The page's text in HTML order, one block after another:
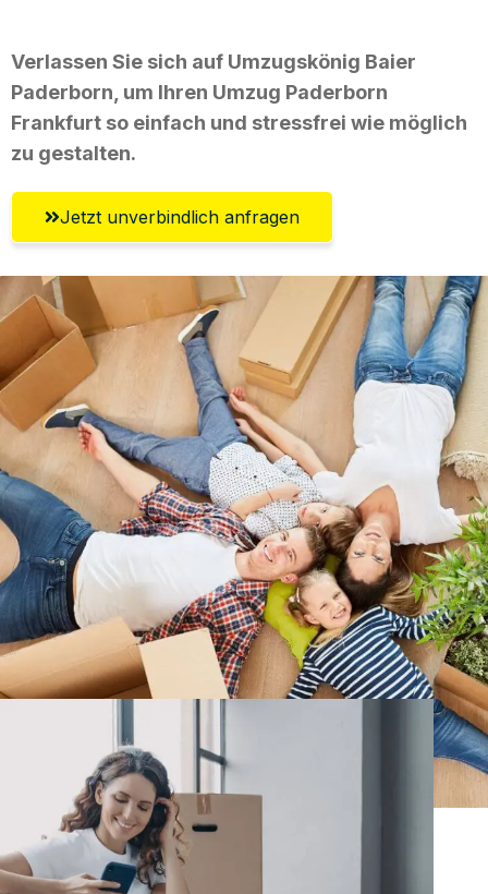
Verlassen Sie sich auf Umzugskönig Baier
Paderborn, um Ihren Umzug Paderborn
Frankfurt so einfach und stressfrei wie möglich
zu gestalten.
Jetzt unverbindlich anfragen